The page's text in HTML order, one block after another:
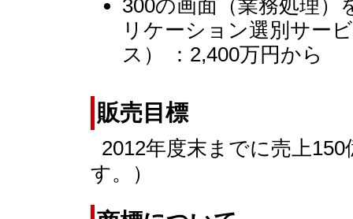
300の画面（業務処理
リケーション選別サー
ス） ：2,400万円から
販売目標
2012年度末までに売上
す。）